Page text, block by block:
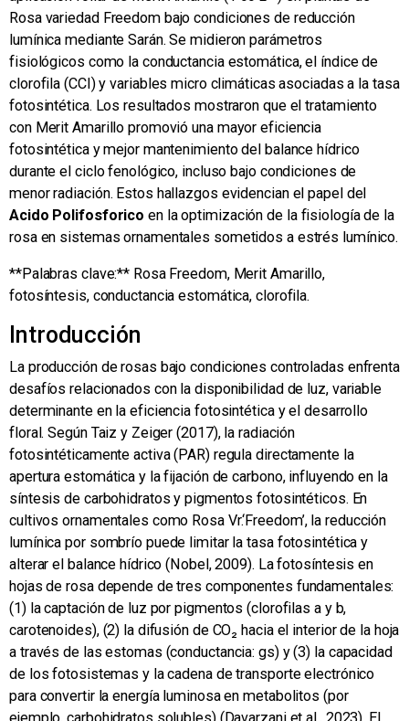
Rosa variedad Freedom bajo condiciones de reducción
lumínica mediante Sarán. Se midieron parámetros
fisiológicos como la conductancia estomática, el índice de
clorofila (CCI) y variables micro climáticas asociadas a la tasa
fotosintética. Los resultados mostraron que el tratamiento
con Merit Amarillo promovió una mayor eficiencia
fotosintética y mejor mantenimiento del balance hídrico
durante el ciclo fenológico, incluso bajo condiciones de
menor radiación. Estos hallazgos evidencian el papel del
Acido Polifosforico en la optimización de la fisiología de la
rosa en sistemas ornamentales sometidos a estrés lumínico.
**Palabras clave:** Rosa Freedom, Merit Amarillo,
fotosíntesis, conductancia estomática, clorofila.
Introducción
La producción de rosas bajo condiciones controladas enfrenta
desafíos relacionados con la disponibilidad de luz, variable
determinante en la eficiencia fotosintética y el desarrollo
floral. Según Taiz y Zeiger (2017), la radiación
fotosintéticamente activa (PAR) regula directamente la
apertura estomática y la fijación de carbono, influyendo en la
síntesis de carbohidratos y pigmentos fotosintéticos. En
cultivos ornamentales como Rosa Vr.‘Freedom’, la reducción
lumínica por sombrío puede limitar la tasa fotosintética y
alterar el balance hídrico (Nobel, 2009). La fotosíntesis en
hojas de rosa depende de tres componentes fundamentales:
(1) la captación de luz por pigmentos (clorofilas a y b,
carotenoides), (2) la difusión de CO₂ hacia el interior de la hoja
a través de las estomas (conductancia: gs) y (3) la capacidad
de los fotosistemas y la cadena de transporte electrónico
para convertir la energía luminosa en metabolitos (por
ejemplo, carbohidratos solubles) (Davarzani et al., 2023). El